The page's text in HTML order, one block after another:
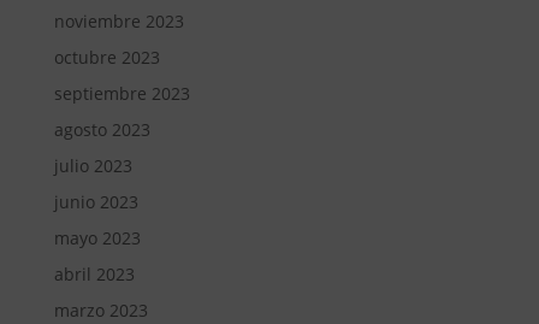
noviembre 2023
octubre 2023
septiembre 2023
agosto 2023
julio 2023
junio 2023
mayo 2023
abril 2023
marzo 2023